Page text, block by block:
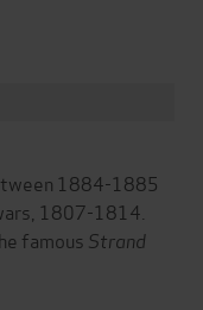
1884-1885
1807-1814.
famous Strand